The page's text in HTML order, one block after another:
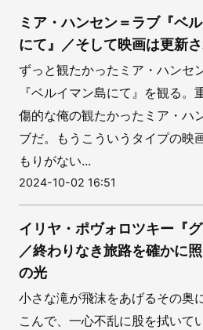
ミア・ハンセン＝ラブ『ベ
にて』／そして映画は更新
ずっと観たかったミア・ハンセ
『ベルイマン島にて』を観る。
傷的な俺の観たかったミア・ハ
ブだ。もうこういうタイプの映
もりがない...
2024-10-02 16:51
イリヤ・ポヴォロツキー『グ
／終わりなき旅路を確かに
の光
小さな滝が飛沫をあげるその奥
こんで、一心不乱に股を拭いて